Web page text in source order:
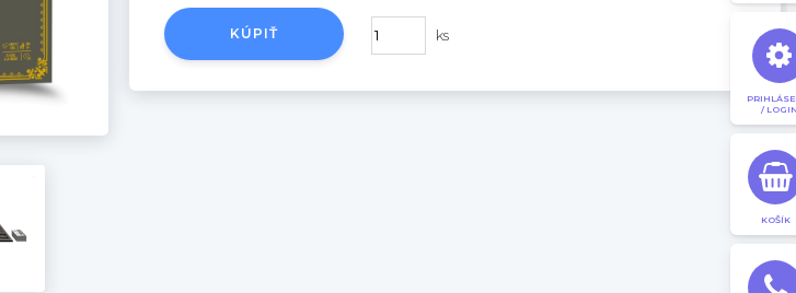
/
KOŠÍK
ks
KÚPIŤ